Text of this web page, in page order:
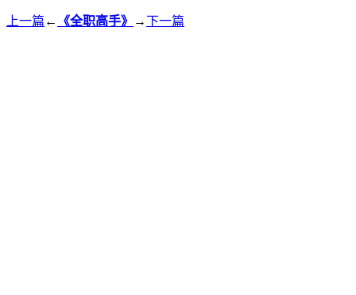
上一篇 ← 《全职高手》 →下一篇